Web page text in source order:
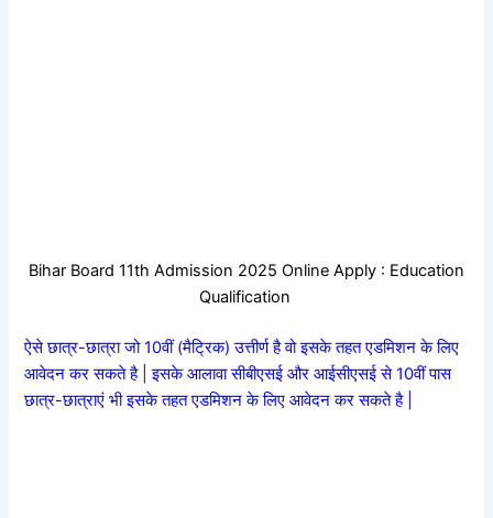
Bihar Board 11th Admission 2025 Online Apply : Education
Qualification
ऐसे छात्र-छात्रा जो 10वीं (मैट्रिक) उत्तीर्ण है वो इसके तहत एडमिशन के लिए
आवेदन कर सकते है | इसके आलावा सीबीएसई और आईसीएसई से 10वीं पास
छात्र-छात्राएं भी इसके तहत एडमिशन के लिए आवेदन कर सकते है |